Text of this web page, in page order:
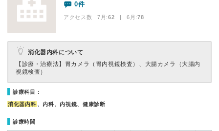
0件
アクセス数 7月:62 | 6月:78
消化器内科について
【診療・治療法】 胃カメラ（胃内視鏡検査）、大腸カメラ（大腸内
視鏡検査）
診療科目：
消化器内科 、内科、内視鏡、健康診断
診療時間